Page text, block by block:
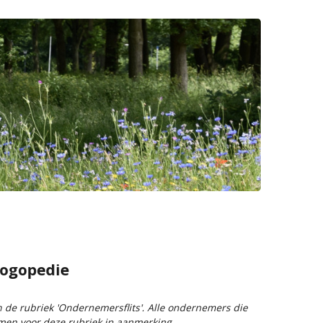
rubriek 'Ondernemersflits'. Alle ondernemers die